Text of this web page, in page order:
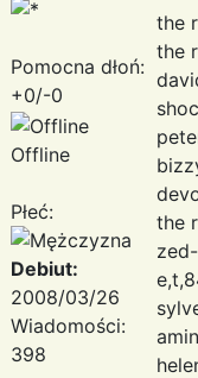
Pomocna dłoń:
+0/-0
Offline
Płeć:
Debiut:
2008/03/26
Wiadomości:
398
the
the
the